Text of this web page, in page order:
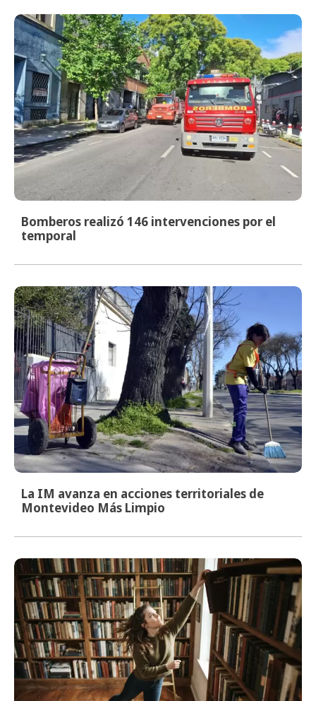
Bomberos realizó 146 intervenciones por el
temporal
La IM avanza en acciones territoriales de
Montevideo Más Limpio